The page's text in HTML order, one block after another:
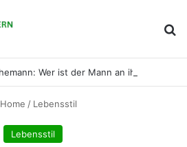
Home / Lebensstil
Lebensstil